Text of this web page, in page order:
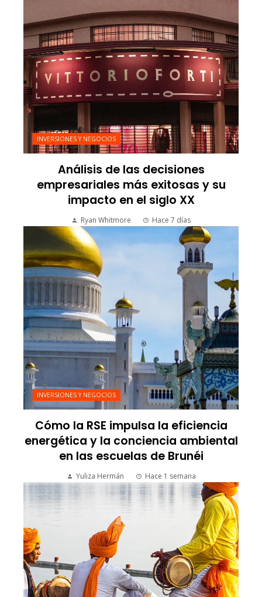
INVERSIONES Y NEGOCIOS
Análisis de las decisiones
empresariales más exitosas y su
impacto en el siglo XX
Ryan Whitmore Hace 7 días
INVERSIONES Y NEGOCIOS
Cómo la RSE impulsa la eficiencia
energética y la conciencia ambiental
en las escuelas de Brunéi
Yuliza Hermán Hace 1 semana